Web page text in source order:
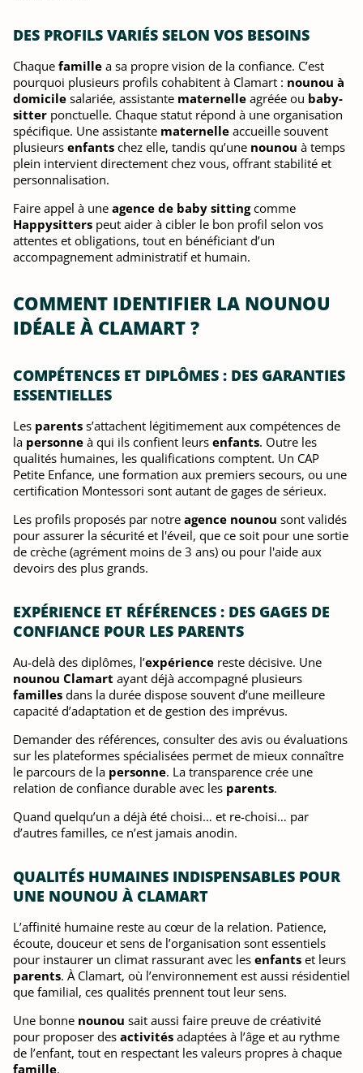
DES PROFILS VARIÉS SELON VOS BESOINS
Chaque famille a sa propre vision de la confiance. C’est
pourquoi plusieurs profils cohabitent à Clamart : nounou à
domicile salariée, assistante maternelle agréée ou baby-
sitter ponctuelle. Chaque statut répond à une organisation
spécifique. Une assistante maternelle accueille souvent
plusieurs enfants chez elle, tandis qu’une nounou à temps
plein intervient directement chez vous, offrant stabilité et
personnalisation.
Faire appel à une agence de baby sittingcomme
Happysitters peut aider à cibler le bon profil selon vos
attentes et obligations, tout en bénéficiant d’un
accompagnement administratif et humain.
COMMENT IDENTIFIER LA NOUNOU
IDÉALE À CLAMART ?
COMPÉTENCES ET DIPLÔMES : DES GARANTIES
ESSENTIELLES
Les parents s’attachent légitimement aux compétences de
la personne à qui ils confient leurs enfants. Outre les
qualités humaines, les qualifications comptent. Un CAP
Petite Enfance, une formation aux premiers secours, ou une
certification Montessori sont autant de gages de sérieux.
Les profils proposés par notre agence nounou sont validés
pour assurer la sécurité et l'éveil, que ce soit pour une sortie
de crèche (agrément moins de 3 ans) ou pour l'aide aux
devoirs des plus grands.
EXPÉRIENCE ET RÉFÉRENCES : DES GAGES DE
CONFIANCE POUR LES PARENTS
Au-delà des diplômes, l’expérience reste décisive. Une
nounou Clamart ayant déjà accompagné plusieurs
familles dans la durée dispose souvent d’une meilleure
capacité d’adaptation et de gestion des imprévus.
Demander des références, consulter des avis ou évaluations
sur les plateformes spécialisées permet de mieux connaître
le parcours de la personne. La transparence crée une
relation de confiance durable avec les parents.
Quand quelqu’un a déjà été choisi… et re-choisi… par
d’autres familles, ce n’est jamais anodin.
QUALITÉS HUMAINES INDISPENSABLES POUR
UNE NOUNOU À CLAMART
L’affinité humaine reste au cœur de la relation. Patience,
écoute, douceur et sens de l’organisation sont essentiels
pour instaurer un climat rassurant avec les enfants et leurs
parents. À Clamart, où l’environnement est aussi résidentiel
que familial, ces qualités prennent tout leur sens.
Une bonne nounou sait aussi faire preuve de créativité
pour proposer des activités adaptées à l’âge et au rythme
de l’enfant, tout en respectant les valeurs propres à chaque
famille.